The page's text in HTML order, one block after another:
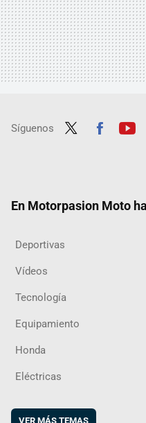
Síguenos
En Motorpasion Moto
Deportivas
Vídeos
Tecnología
Equipamiento
Honda
Eléctricas
VER MÁS TEMAS